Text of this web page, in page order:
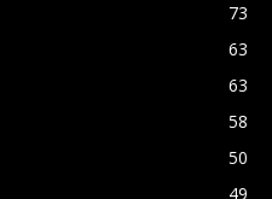
73
63
63
58
50
49